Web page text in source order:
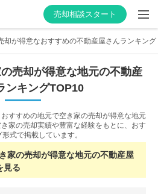
売却相談スタート
却が得意なおすすめの不動産屋さんランキング
売却が得意な地元の不動産
ンキングTOP10
すすめの地元で空き家の売却が得意な地元
家の売却実績や豊富な経験をもとに、おす
式で掲載しています。
家の売却が得意な地元の不動産屋
見る